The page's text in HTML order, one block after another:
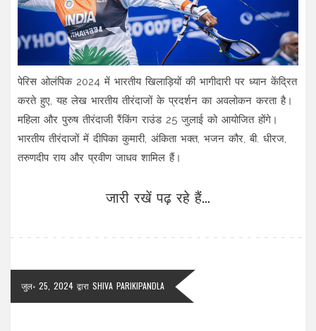
पेरिस ओलंपिक 2024 में भारतीय खिलाड़ियों की भागीदारी पर ध्यान केंद्रित
करते हुए, यह लेख भारतीय तीरंदाजों के प्रदर्शन का अवलोकन करता है।
महिला और पुरुष तीरंदाजी रैंकिंग राउंड 25 जुलाई को आयोजित होंगे।
भारतीय तीरंदाजों में दीपिका कुमारी, अंकिता भक्त, भजन कौर, बी. धीरज,
तरुणदीप राय और प्रवीण जाधव शामिल हैं।
जारी रखें पढ़ रहे हैं...
जुल॰ 25, 2024 द्वारा SHIVA PARIKIPANDLA